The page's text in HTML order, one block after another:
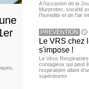
A l’occasion de la
Murprotec, société
l’humidité et de l’air
PREVENTION
Le VRS chez
s'impose !
Le Virus
contagieux qui peut
respiratoire allant
supérieures